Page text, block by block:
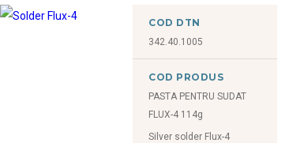
COD DTN
342.40.1005
COD PRODUS
PASTA PENTRU SUDAT
FLUX-4 114g
Silver solder Flux-4